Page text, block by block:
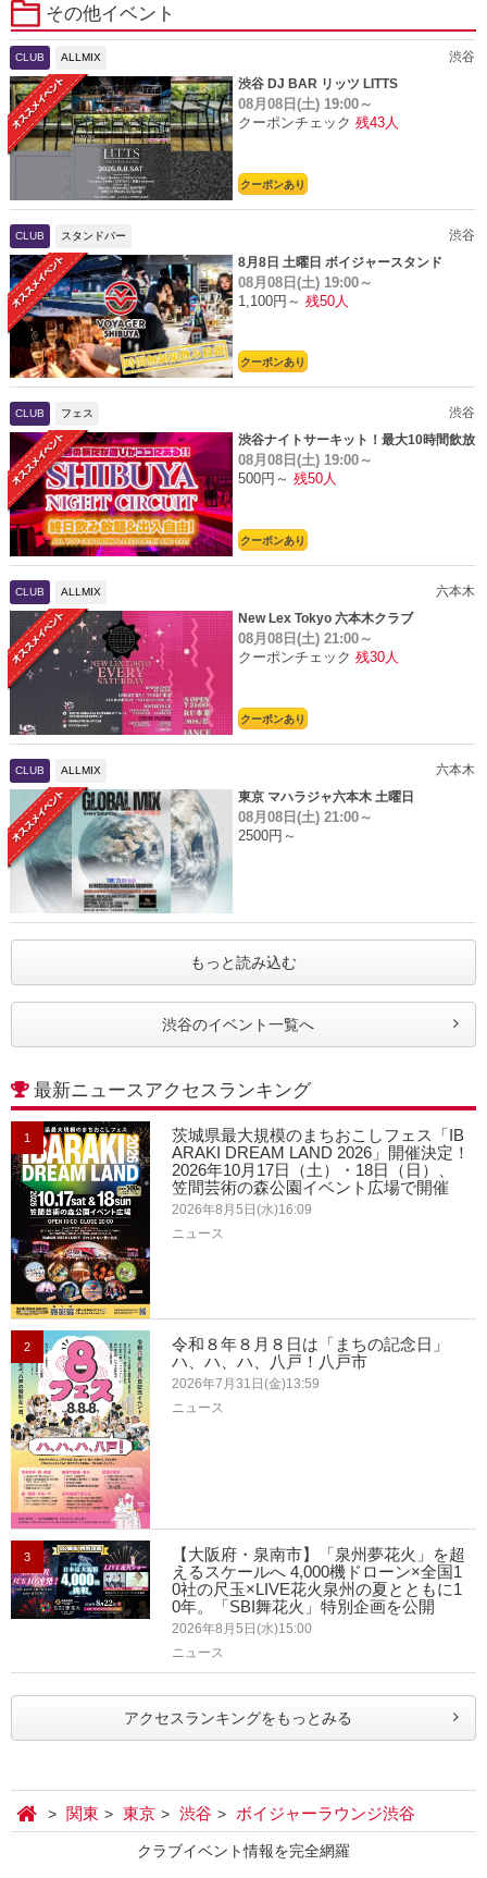
その他イベント
CLUB ALLMIX
渋谷
渋谷 DJ BAR リッツ LITTS
08月08日(土) 19:00～
クーポンチェック 残43人
クーポンあり
CLUB スタンドバー
渋谷
8月8日 土曜日 ボイジャースタンド
08月08日(土) 19:00～
1,100円～ 残50人
クーポンあり
CLUB フェス
渋谷
渋谷ナイトサーキット！最大10時間飲放
題
08月08日(土) 19:00～
500円～ 残50人
クーポンあり
CLUB ALLMIX
六本木
New Lex Tokyo 六本木クラブ
08月08日(土) 21:00～
クーポンチェック 残30人
クーポンあり
CLUB ALLMIX
六本木
東京 マハラジャ六本木 土曜日
08月08日(土) 21:00～
2500円～
もっと読み込む
渋谷のイベント一覧へ
最新ニュースアクセスランキング
1
茨城県最大規模のまちおこしフェス「IB
ARAKI DREAM LAND 2026」開催決定！
2026年10月17日（土）・18日（日）、
笠間芸術の森公園イベント広場で開催
2026年8月5日(水)16:09
ニュース
2
令和８年８月８日は「まちの記念日」
ハ、ハ、ハ、八戸！八戸市
2026年7月31日(金)13:59
ニュース
3
【大阪府・泉南市】「泉州夢花火」を超
えるスケールへ 4,000機ドローン×全国1
0社の尺玉×LIVE花火泉州の夏とともに1
0年。「SBI舞花火」特別企画を公開
2026年8月5日(水)15:00
ニュース
アクセスランキングをもっとみる
関東 東京 渋谷 ボイジャーラウンジ渋谷
クラブイベント情報を完全網羅